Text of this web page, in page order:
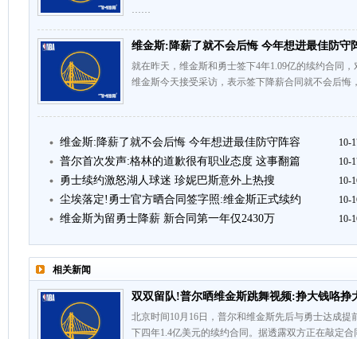
……
维金斯:降薪了就不会后悔 今年想进最佳防守
就在昨天，维金斯和勇士签下4年1.09亿的续约合同
维金斯今天接受采访，表示签下降薪合同就不会后
维金斯:降薪了就不会后悔 今年想进最佳防守阵容 10-
普尔首次发声:格林的道歉很有职业态度 这事翻篇 10-
勇士续约激怒湖人球迷 珍妮巴斯意外上热搜 10-
尘埃落定!勇士官方晒合同签字照:维金斯正式续约 10-
维金斯为留勇士降薪 新合同第一年仅2430万 10-
相关新闻
双双留队!普尔晒维金斯跳舞视频:挣大钱咯挣
北京时间10月16日，普尔和维金斯先后与勇士达成
下四年1.4亿美元的续约合同。据透露双方正在敲定